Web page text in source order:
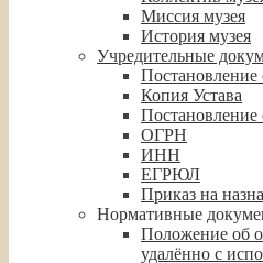
Миссия музея
История музея
Учредительные
Постановление
Копия Устава
Постановление
ОГРН
ИНН
ЕГРЮЛ
Приказ на
Нормативные
Положение об
удалённо с